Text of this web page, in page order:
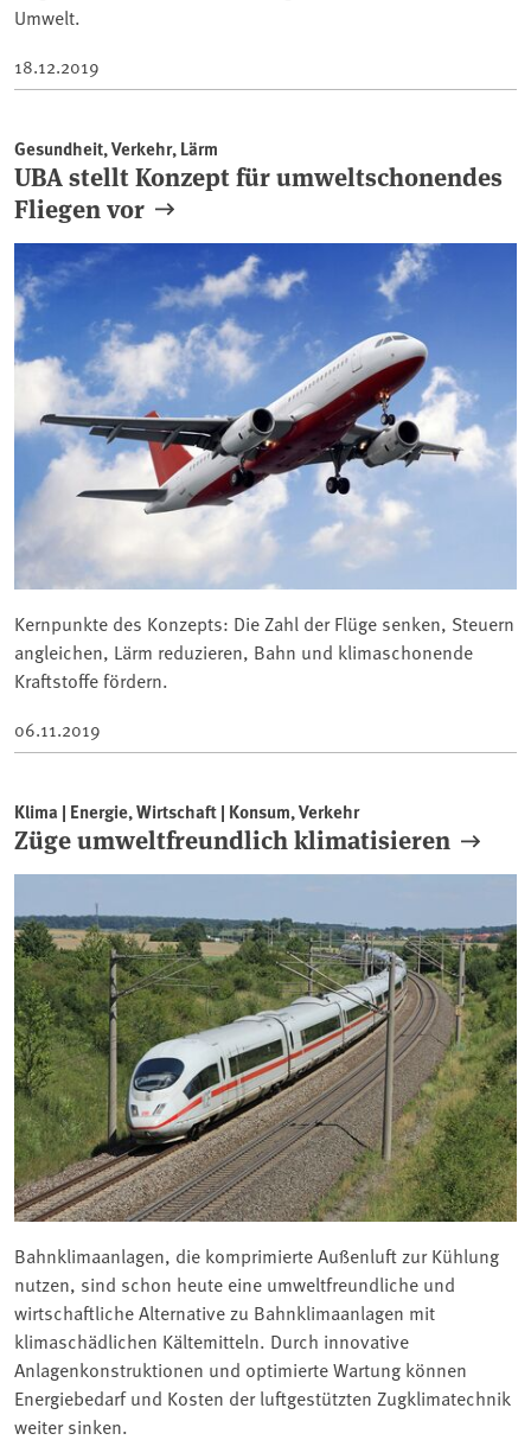
Umwelt.
18.12.2019
Gesundheit, Verkehr, Lärm
UBA stellt Konzept für umweltschonendes
Fliegen vor
Kernpunkte des Konzepts: Die Zahl der Flüge senken, Steuern
angleichen, Lärm reduzieren, Bahn und klimaschonende
Kraftstoffe fördern.
06.11.2019
Klima | Energie, Wirtschaft | Konsum, Verkehr
Züge umweltfreundlich klimatisieren
Bahnklimaanlagen, die komprimierte Außenluft zur Kühlung
nutzen, sind schon heute eine umweltfreundliche und
wirtschaftliche Alternative zu Bahnklimaanlagen mit
klimaschädlichen Kältemitteln. Durch innovative
Anlagenkonstruktionen und optimierte Wartung können
Energiebedarf und Kosten der luftgestützten Zugklimatechnik
weiter sinken.